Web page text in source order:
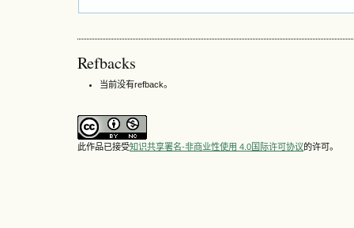
Refbacks
当前没有refback。
此作品已接受知识共享署名-非商业性使用 4.0国际许可协议的许可。